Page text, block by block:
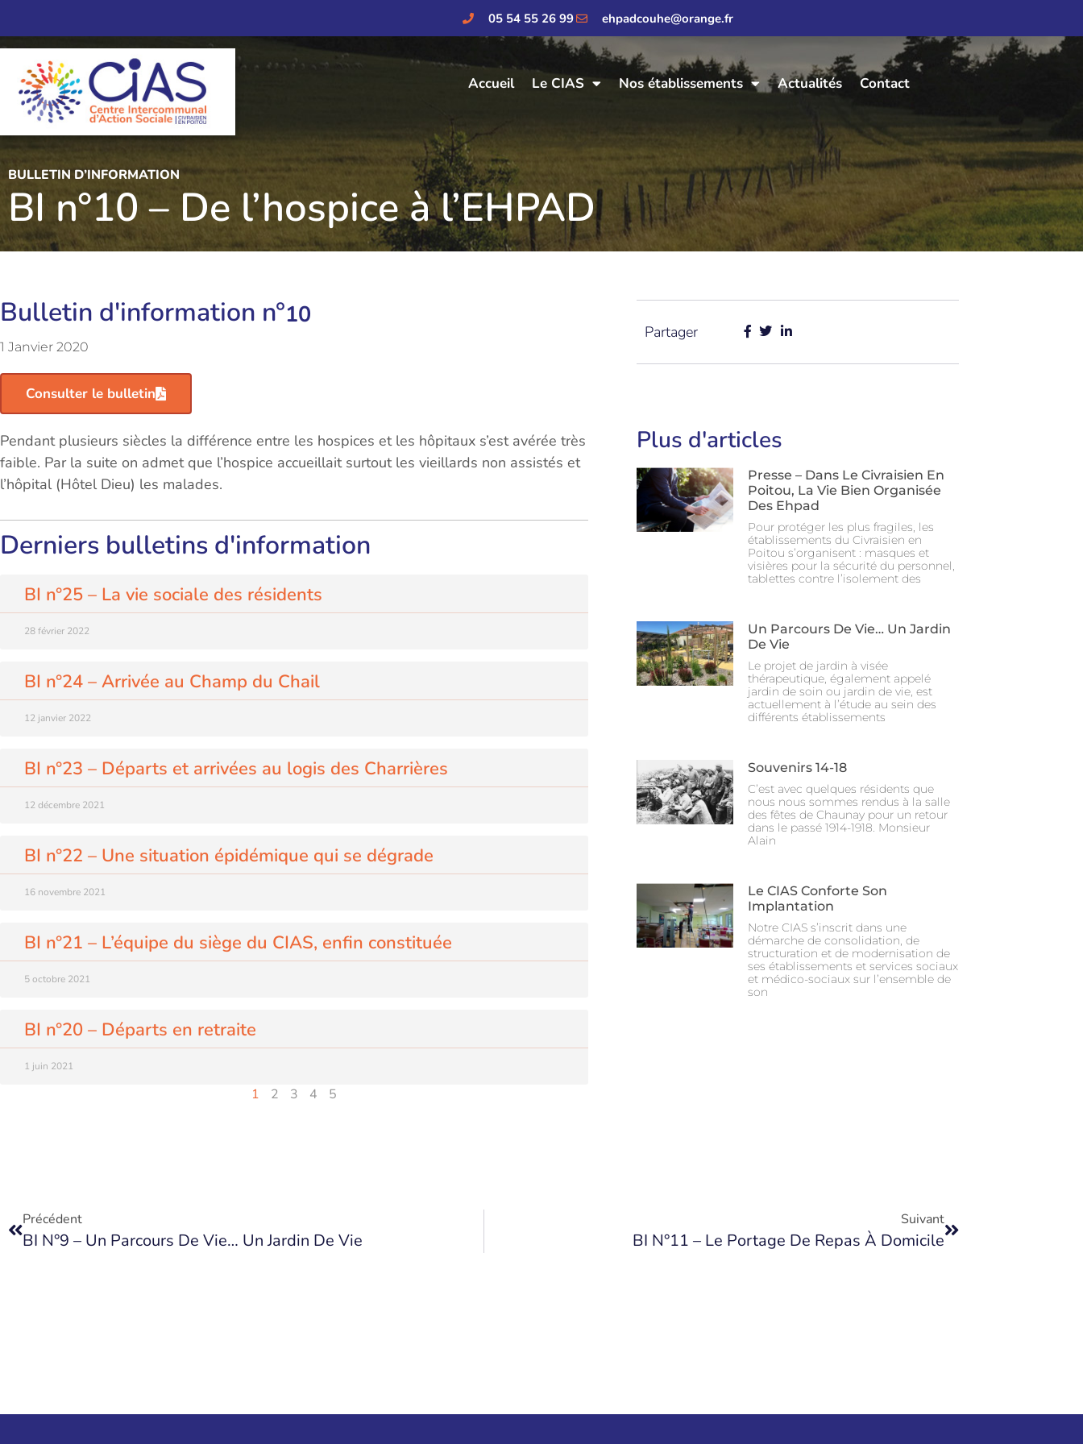
05 54 55 26 99 ehpadcouhe@orange.fr
Accueil Le CIAS Nos établissements Actualités Contact
BULLETIN D’INFORMATION
BI n°10 – De l’hospice à l’EHPAD
Bulletin d'information n°10
1 Janvier 2020
Consulter le bulletin
Pendant plusieurs siècles la différence entre les hospices et les hôpitaux s’est avérée très
faible. Par la suite on admet que l’hospice accueillait surtout les vieillards non assistés et
l’hôpital (Hôtel Dieu) les malades.
Derniers bulletins d'information
BI n°25 – La vie sociale des résidents
28 février 2022
BI n°24 – Arrivée au Champ du Chail
12 janvier 2022
BI n°23 – Départs et arrivées au logis des Charrières
12 décembre 2021
BI n°22 – Une situation épidémique qui se dégrade
16 novembre 2021
BI n°21 – L’équipe du siège du CIAS, enfin constituée
5 octobre 2021
BI n°20 – Départs en retraite
1 juin 2021
1 2 3 4 5
Partager
Plus d'articles
Presse – Dans Le Civraisien En
Poitou, La Vie Bien Organisée
Des Ehpad
Pour protéger les plus fragiles, les
établissements du Civraisien en
Poitou s’organisent : masques et
visières pour la sécurité du personnel,
tablettes contre l’isolement des
Un Parcours De Vie… Un Jardin
De Vie
Le projet de jardin à visée
thérapeutique, également appelé
jardin de soin ou jardin de vie, est
actuellement à l’étude au sein des
différents établissements
Souvenirs 14-18
C’est avec quelques résidents que
nous nous sommes rendus à la salle
des fêtes de Chaunay pour un retour
dans le passé 1914-1918. Monsieur
Alain
Le CIAS Conforte Son
Implantation
Notre CIAS s’inscrit dans une
démarche de consolidation, de
structuration et de modernisation de
ses établissements et services sociaux
et médico-sociaux sur l’ensemble de
son
Précédent
BI N°9 – Un Parcours De Vie… Un Jardin De Vie
Suivant
BI N°11 – Le Portage De Repas À Domicile